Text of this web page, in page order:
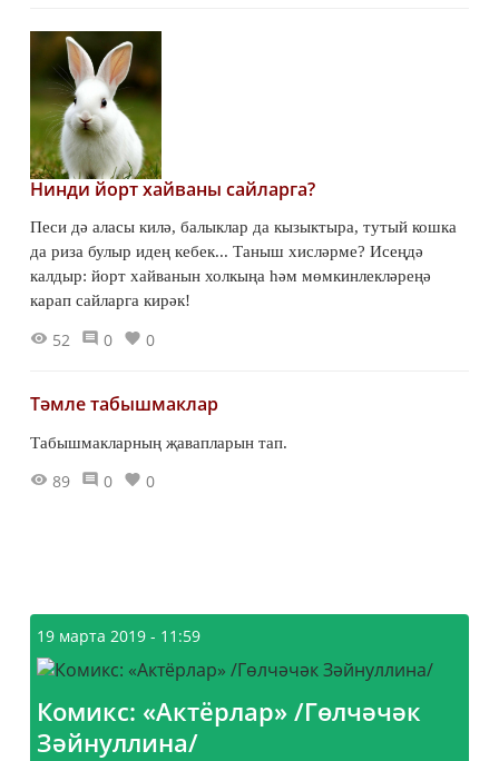
Нинди йорт хайваны сайларга?
Песи дә аласы килә, балыклар да кызыктыра, тутый кошка
да риза булыр идең кебек... Таныш хисләрме? Исеңдә
калдыр: йорт хайванын холкыңа һәм мөмкинлекләреңә
карап сайларга кирәк!
52 0 0
Тәмле табышмаклар
Табышмакларның җавапларын тап.
89 0 0
19 марта 2019 - 11:59
Комикс: «Актёрлар» /Гөлчәчәк
Зәйнуллина/